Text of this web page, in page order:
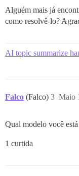
Alguém mais já
como resolvê-lo?
AI topic summarize
Falco (Falco) Maio
3
Qual modelo você
1 curtida